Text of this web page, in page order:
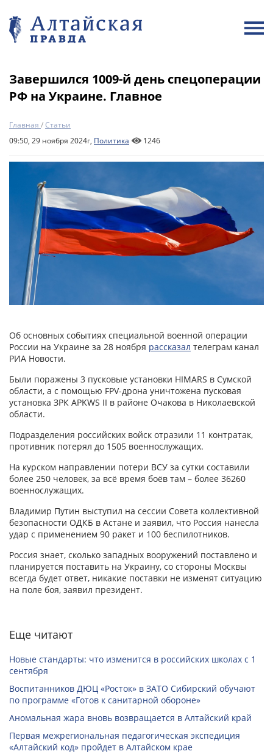
Завершился 1009-й день спецоперации
РФ на Украине. Главное
Главная /Статьи
09:50, 29 ноября 2024г, Политика 1246
Об основных событиях специальной военной операции
России на Украине за 28 ноября рассказал телеграм канал
РИА Новости.
Были поражены 3 пусковые установки HIMARS в Сумской
области, а с помощью FPV-дрона уничтожена пусковая
установка ЗРК APKWS II в районе Очакова в Николаевской
области.
Подразделения российских войск отразили 11 контратак,
противник потерял до 1505 военнослужащих.
На курском направлении потери ВСУ за сутки составили
более 250 человек, за всё время боёв там – более 36260
военнослужащих.
Владимир Путин выступил на сессии Совета коллективной
безопасности ОДКБ в Астане и заявил, что Россия нанесла
удар с применением 90 ракет и 100 беспилотников.
Россия знает, сколько западных вооружений поставлено и
планируется поставить на Украину, со стороны Москвы
всегда будет ответ, никакие поставки не изменят ситуацию
на поле боя, заявил президент.
Еще читают
Новые стандарты: что изменится в российских школах с 1
сентября
Воспитанников ДЮЦ «Росток» в ЗАТО Сибирский обучают
по программе «Готов к санитарной обороне»
Аномальная жара вновь возвращается в Алтайский край
Первая межрегиональная педагогическая экспедиция
«Алтайский код» пройдет в Алтайском крае